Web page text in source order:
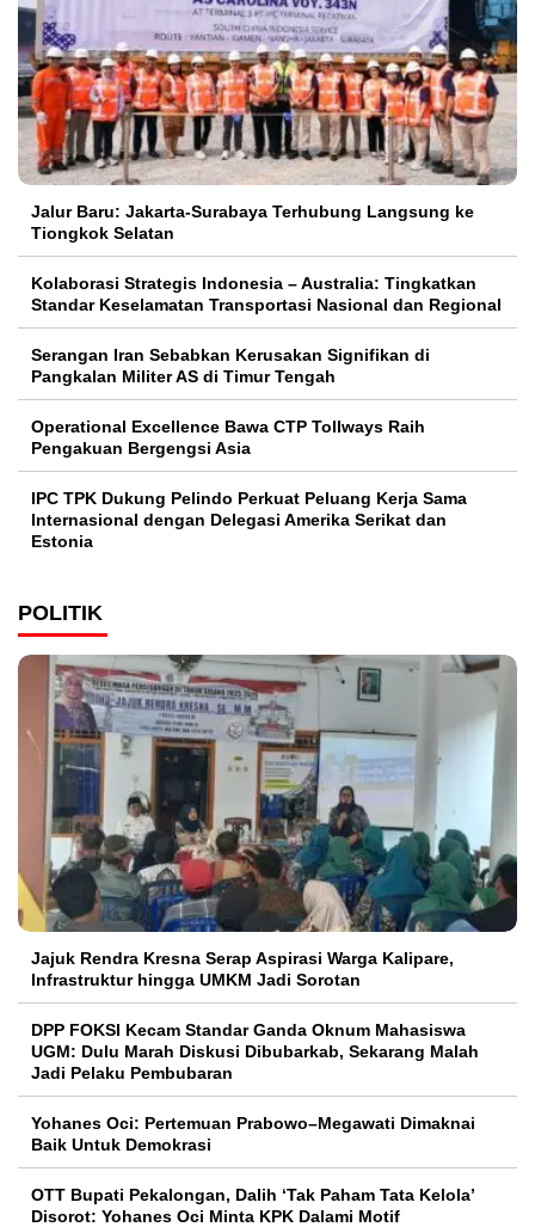
Jalur Baru: Jakarta-Surabaya Terhubung Langsung ke
Tiongkok Selatan
Kolaborasi Strategis Indonesia – Australia: Tingkatkan
Standar Keselamatan Transportasi Nasional dan Regional
Serangan Iran Sebabkan Kerusakan Signifikan di
Pangkalan Militer AS di Timur Tengah
Operational Excellence Bawa CTP Tollways Raih
Pengakuan Bergengsi Asia
IPC TPK Dukung Pelindo Perkuat Peluang Kerja Sama
Internasional dengan Delegasi Amerika Serikat dan
Estonia
POLITIK
Jajuk Rendra Kresna Serap Aspirasi Warga Kalipare,
Infrastruktur hingga UMKM Jadi Sorotan
DPP FOKSI Kecam Standar Ganda Oknum Mahasiswa
UGM: Dulu Marah Diskusi Dibubarkab, Sekarang Malah
Jadi Pelaku Pembubaran
Yohanes Oci: Pertemuan Prabowo–Megawati Dimaknai
Baik Untuk Demokrasi
OTT Bupati Pekalongan, Dalih ‘Tak Paham Tata Kelola’
Disorot: Yohanes Oci Minta KPK Dalami Motif